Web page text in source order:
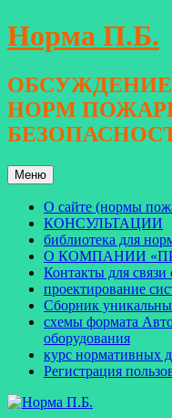
Перейти
к
Норма П.Б.
ОБСУЖДЕНИЕ
НОРМ
Меню
О сайте (нормы
КОНСУЛЬТАЦИИ
библиотека для
О КОМПАНИИ
Контакты для
проектирование
Сборник
схемы формата
оборудования
курс нормативных
Регистрация